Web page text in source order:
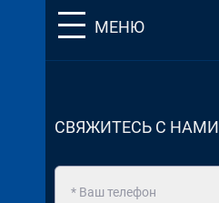
МЕНЮ
СВЯЖИТЕСЬ С НАМИ